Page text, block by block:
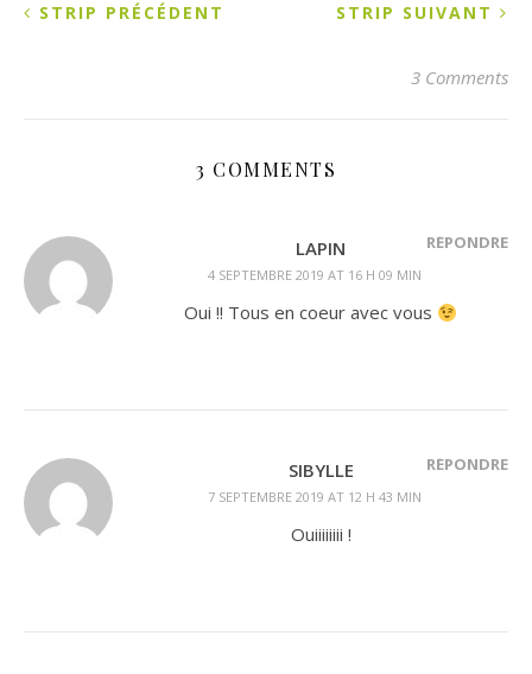
STRIP SUIVANT
STRIP PRÉCÉDENT
3 Comments
3 COMMENTS
LAPIN
4 SEPTEMBRE 2019 AT 16 H 09 MIN
RÉPONDRE
Oui !! Tous en coeur avec vous
SIBYLLE
7 SEPTEMBRE 2019 AT 12 H 43 MIN
RÉPONDRE
Ouiiiiiiii !